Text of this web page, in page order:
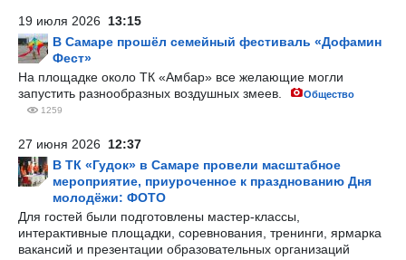
19 июля 2026 13:15
В Самаре прошёл семейный фестиваль «Дофамин
Фест»
На площадке около ТК «Амбар» все желающие могли
запустить разнообразных воздушных змеев.
Общество
1259
27 июня 2026 12:37
В ТК «Гудок» в Самаре провели масштабное
мероприятие, приуроченное к празднованию Дня
молодёжи: ФОТО
Для гостей были подготовлены мастер-классы,
интерактивные площадки, соревнования, тренинги, ярмарка
вакансий и презентации образовательных организаций